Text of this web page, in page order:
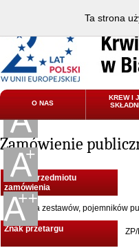
O NAS
KREW I
Zamówienie
Nazwa przedmiotu
zamówienia
Dostawa zestawów, pojemników
Znak przetargu
Ta strona